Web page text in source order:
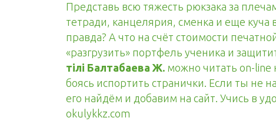
Представь всю тяжесть рюкзака за
тетради, канцелярия, сменка и еще куча
правда? А что на счёт стоимости
«разгрузить» портфель ученика и
тілі Балтабаева Ж. можно читать on-line
боясь испортить странички. Если ты не
его найдём и добавим на сайт. Учись в
okulykkz.com